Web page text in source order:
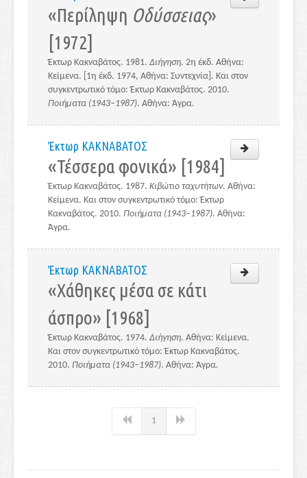
«Περίληψη Οδύσσειας»
[1972]
Έκτωρ Κακναβάτος. 1981. Διήγηση. 2η έκδ. Αθήνα:
Κείμενα. [1η έκδ. 1974, Αθήνα: Συντεχνία]. Και στον
συγκεντρωτικό τόμο: Έκτωρ Κακναβάτος. 2010.
Ποιήματα (1943–1987). Αθήνα: Άγρα.
Έκτωρ ΚΑΚΝΑΒΑΤΟΣ
«Τέσσερα φονικά» [1984]
Έκτωρ Κακναβάτος. 1987. Κιβώτιο ταχυτήτων. Αθήνα:
Κείμενα. Και στον συγκεντρωτικό τόμο: Έκτωρ
Κακναβάτος. 2010. Ποιήματα (1943–1987). Αθήνα:
Άγρα.
Έκτωρ ΚΑΚΝΑΒΑΤΟΣ
«Χάθηκες μέσα σε κάτι
άσπρο» [1968]
Έκτωρ Κακναβάτος. 1974. Διήγηση. Αθήνα: Κείμενα.
Και στον συγκεντρωτικό τόμο: Έκτωρ Κακναβάτος.
2010. Ποιήματα (1943–1987). Αθήνα: Άγρα.
1